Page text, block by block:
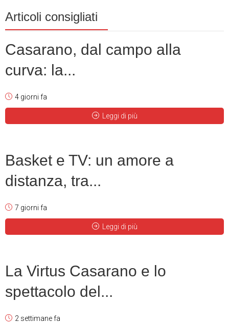
Articoli consigliati
Casarano, dal campo alla
curva: la...
4 giorni fa
Leggi di più
Basket e TV: un amore a
distanza, tra...
7 giorni fa
Leggi di più
La Virtus Casarano e lo
spettacolo del...
2 settimane fa